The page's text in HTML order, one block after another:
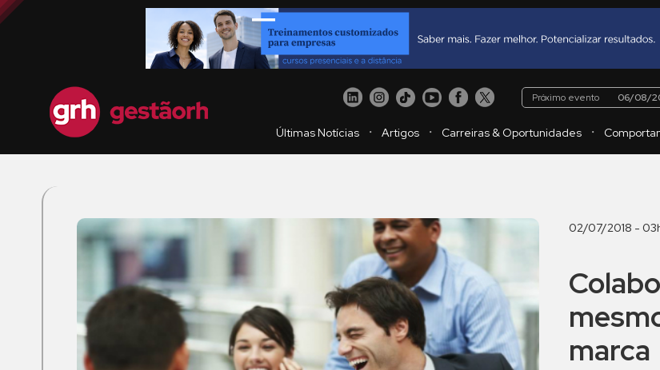
Próximo evento 06/08/
Últimas Notícias ・ Artigos ・ Carreiras & Oportunidades ・
02/07/2018 -
marca